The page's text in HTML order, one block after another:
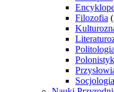
Filozofia
Politologia
Socjologia